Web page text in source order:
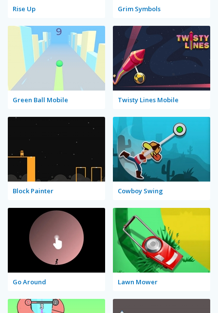
Rise Up Grim Symbols
Green Ball Mobile Twisty Lines Mobile
Block Painter Cowboy Swing
Go Around Lawn Mower